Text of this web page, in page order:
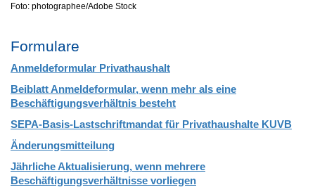
Foto: photographee/Adobe Stock
Formulare
Anmeldeformular Privathaushalt
Beiblatt Anmeldeformular, wenn mehr als eine
Beschäftigungsverhältnis besteht
SEPA-Basis-Lastschriftmandat für Privathaushalte KUVB
Änderungsmitteilung
Jährliche Aktualisierung, wenn mehrere
Beschäftigungsverhältnisse vorliegen